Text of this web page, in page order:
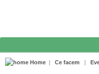
Home | Ce facem |